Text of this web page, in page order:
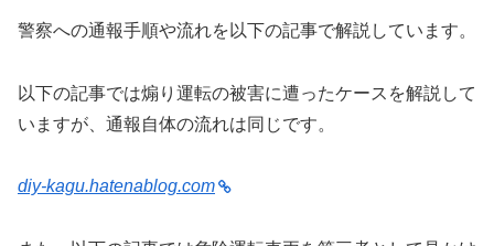
警察への通報手順や流れを以下の記事で解説しています。
以下の記事では煽り運転の被害に遭ったケースを解説して
いますが、通報自体の流れは同じです。
diy-kagu.hatenablog.com